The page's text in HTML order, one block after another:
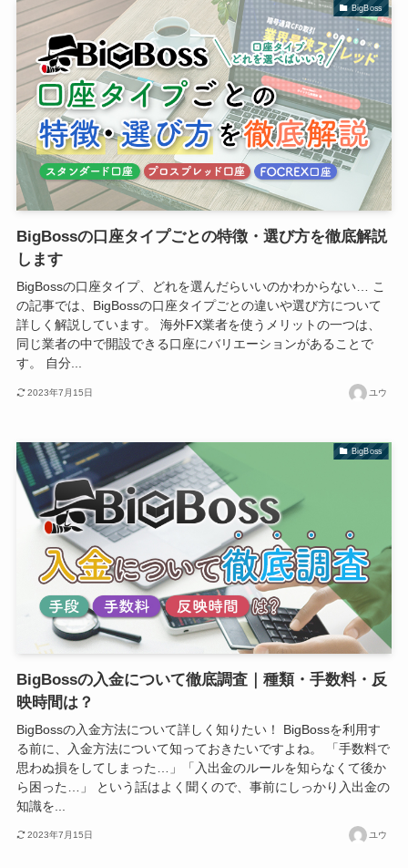
BigBoss
BigBossの口座タイプごとの特徴・選び方を徹底解説
します
BigBossの口座タイプ、どれを選んだらいいのかわからない… こ
の記事では、BigBossの口座タイプごとの違いや選び方について
詳しく解説しています。 海外FX業者を使うメリットの一つは、
同じ業者の中で開設できる口座にバリエーションがあることで
す。 自分...
2023年7月15日 ユウ
BigBoss
BigBossの入金について徹底調査｜種類・手数料・反
映時間は？
BigBossの入金方法について詳しく知りたい！ BigBossを利用す
る前に、入金方法について知っておきたいですよね。 「手数料で
思わぬ損をしてしまった…」「入出金のルールを知らなくて後か
ら困った…」 という話はよく聞くので、事前にしっかり入出金の
知識を...
2023年7月15日 ユウ